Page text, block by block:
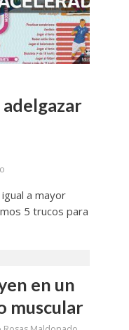
a mayor
5 trucos para
en un
muscular